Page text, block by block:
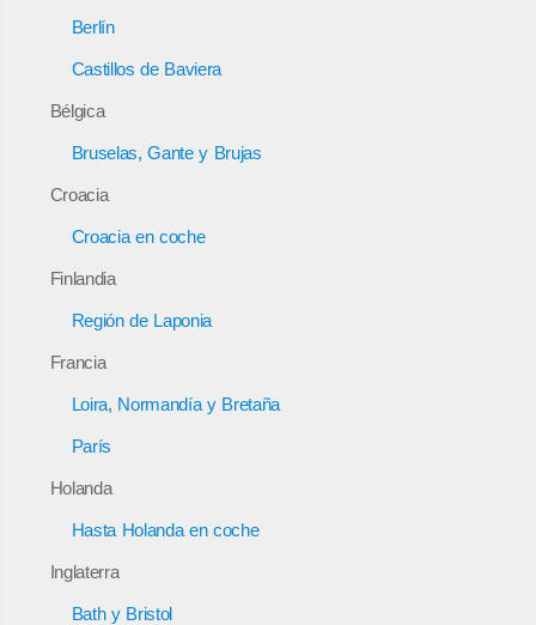
Berlín
Castillos de Baviera
Bélgica
Bruselas, Gante y Brujas
Croacia
Croacia en coche
Finlandia
Región de Laponia
Francia
Loira, Normandía y Bretaña
París
Holanda
Hasta Holanda en coche
Inglaterra
Bath y Bristol